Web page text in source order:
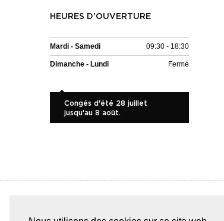
HEURES D'OUVERTURE
Mardi - Samedi 09:30 - 18:30
Dimanche - Lundi Fermé
Congés d'été 28 juillet
jusqu'au 8 août.